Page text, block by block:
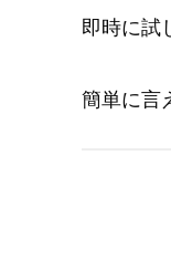
即時に試
簡単に言